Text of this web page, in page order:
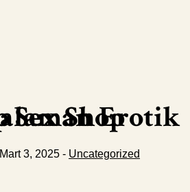
Erotik Shop Sex Shop
3, 2025 - Uncategorized